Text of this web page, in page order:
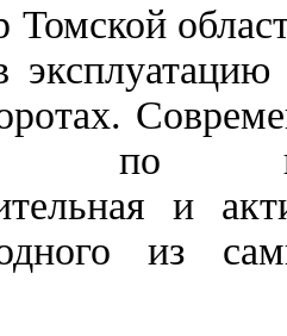
Томской
по
и
из